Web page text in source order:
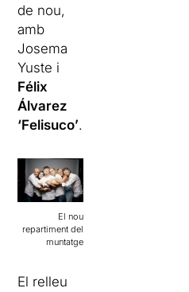
de nou,
amb
Josema
Yuste i
Félix
Álvarez
‘Felisuco’.
El nou
repartiment del
muntatge
El relleu